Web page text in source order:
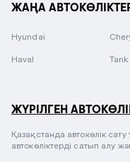
ЖАҢА
Hyundai
Haval Tank
ЖҮРІЛГЕН
Қазақстанда автокөлік
автокөліктерді сатып алу